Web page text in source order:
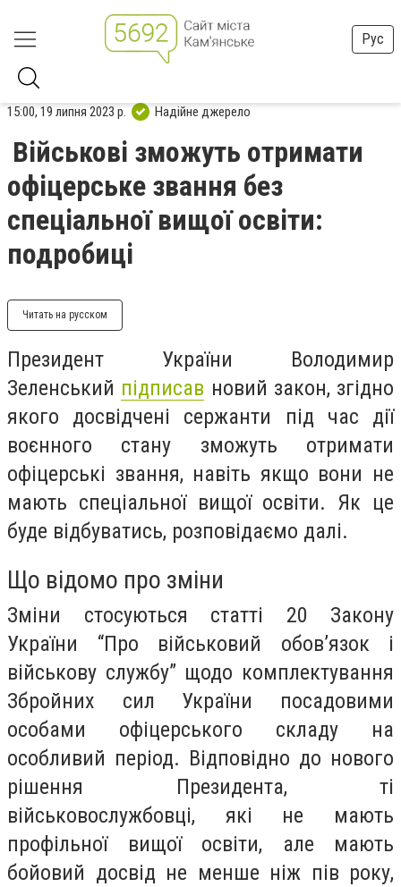
Рус
15:00, 19 липня 2023 р. Надійне джерело
Військові зможуть отримати
офіцерське звання без
спеціальної вищої освіти:
подробиці
Читать на русском
Президент України Володимир
Зеленський підписав новий закон, згідно
якого досвідчені сержанти під час дії
воєнного стану зможуть отримати
офіцерські звання, навіть якщо вони не
мають спеціальної вищої освіти. Як це
буде відбуватись, розповідаємо далі.
Що відомо про зміни
Зміни стосуються статті 20 Закону
України “Про військовий обов’язок і
військову службу” щодо комплектування
Збройних сил України посадовими
особами офіцерського складу на
особливий період. Відповідно до нового
рішення Президента, ті
військовослужбовці, які не мають
профільної вищої освіти, але мають
бойовий досвід не менше ніж пів року,